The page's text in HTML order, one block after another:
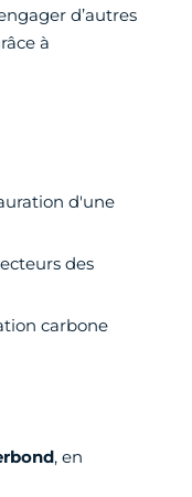
d’autres
à
d'une
des
carbone
, en